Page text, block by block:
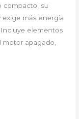
compacto, su
más energía
elementos
apagado,